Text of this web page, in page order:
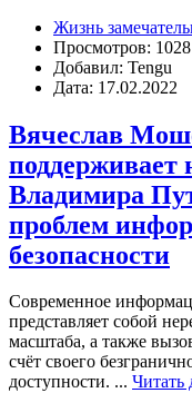
Жизнь
Просмотров: 1028
Добавил: Tengu
Дата: 17.02.2022
Вячеслав
поддерживает
Владимира
проблем
безопасности
Современное
представляет собой
масштаба, а также
счёт своего
доступности. ... Читать